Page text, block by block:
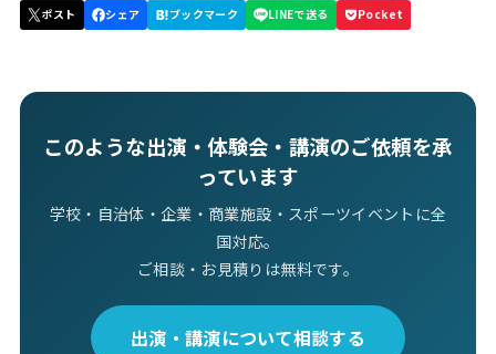
このような出演・体験会・講演のご依頼を承
っています
学校・自治体・企業・商業施設・スポーツイベントに全
国対応。
ご相談・お見積りは無料です。
出演・講演について相談する